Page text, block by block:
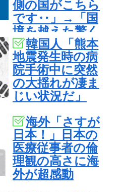
側の国がこちら
です‥」→「国
境を越えた驚く
べき歴史のつな
がり‥」
韓国人「熊本
地震発生時の病
院手術中に突然
の大揺れが凄ま
じい状況だ」
海外「さすが
日本！」日本の
医療従事者の倫
理観の高さに海
外が超感動